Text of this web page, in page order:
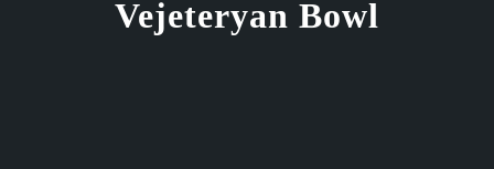
Vejeteryan Bowl